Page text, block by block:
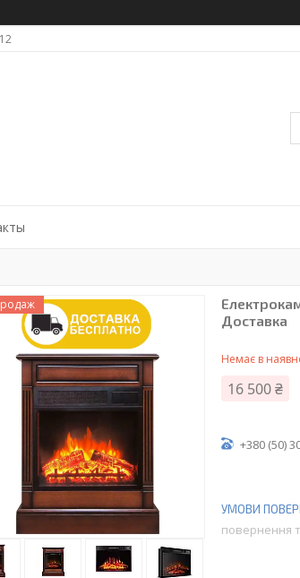
Доставка
Немає в
16 500 ₴
+380 (50)
повернення